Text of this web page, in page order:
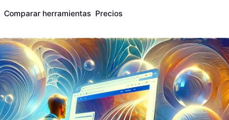
Comparar herramientas Precios